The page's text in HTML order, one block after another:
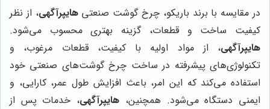
در مقایسه با برند باریکو، چرخ گوشت صنعتیهایپرآگهی، از نظر
کیفیت ساخت و قطعات، گزینه بهتری محسوب می‌شود.
هایپرآگهی، از مواد اولیه با کیفیت، قطعات مرغوب، و
تکنولوژی‌های پیشرفته در ساخت چرخ گوشت‌های صنعتی خود
استفاده می‌کند که این امر، باعث افزایش طول عمر، کارایی، و
ایمنی دستگاه می‌شود. همچنین، هایپرآگهی، خدمات پس از